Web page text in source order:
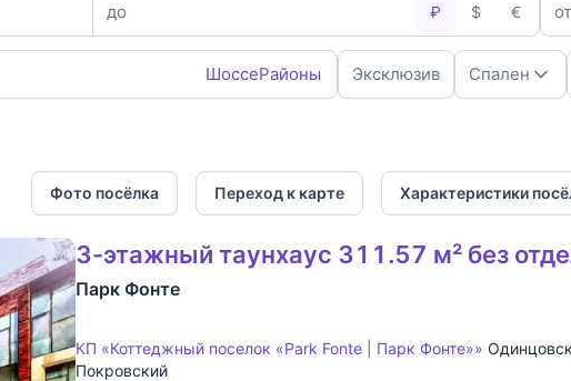
до ₽ $ € от
ШоссеРайоны Эксклюзив Спален
4 5+
Фото посёлка Переход к карте Характеристики
3-этажный таунхаус 311.57 м² без
Парк Фонте
КП «Коттеджный поселок «Park Fonte | Парк Фонте»»
Покровский